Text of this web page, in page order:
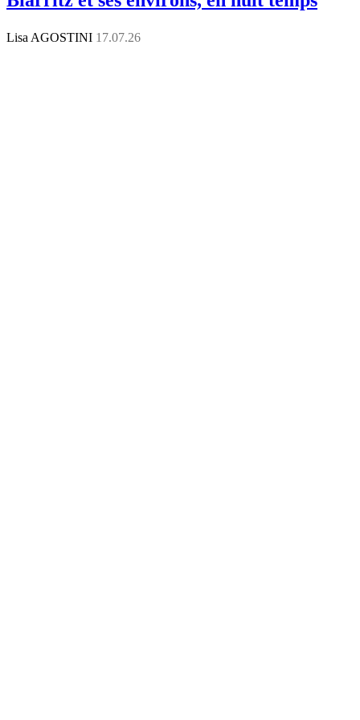
Lisa AGOSTINI 17.07.26